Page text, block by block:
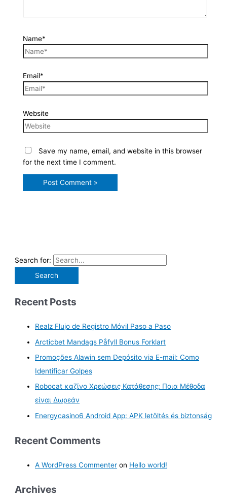
Name*
Email*
Website
Save my name, email, and website in this browser
for the next time I comment.
Search for:
Recent Posts
Realz Flujo de Registro Móvil Paso a Paso
Arcticbet Mandags Påfyll Bonus Forklart
Promoções Alawin sem Depósito via E-mail: Como
Identificar Golpes
Robocat καζίνο Χρεώσεις Κατάθεσης: Ποια Μέθοδα
είναι Δωρεάν
Energycasino6 Android App: APK letöltés és biztonság
Recent Comments
A WordPress Commenter on Hello world!
Archives